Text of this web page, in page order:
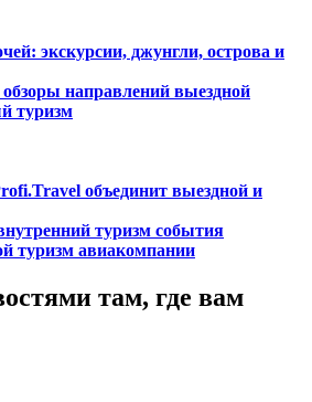
экскурсии, джунгли, острова и
обзоры направлений выездной
туризм
объединит выездной и
туризм события
туризм авиакомпании
там, где вам